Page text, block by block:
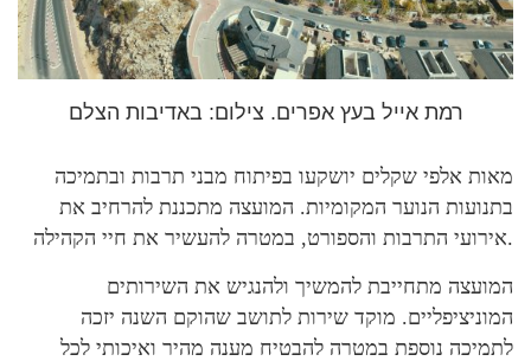
רמת אייל בעץ אפרים. צילום: באדיבות הצלם
מאות אלפי שקלים יושקעו בפיתוח מבני תרבות ובתמיכה
בתנועות הנוער המקומיות. המועצה מתכננת להרחיב את
אירועי התרבות והספורט, במטרה להעשיר את חיי הקהילה.
המועצה מתחייבת להמשיך ולהנגיש את השירותים
המוניציפליים. מוקד שירות לתושב שהוקם השנה יזכה
לתמיכה נוספת במטרה להבטיח מענה מהיר ואיכותי לכל